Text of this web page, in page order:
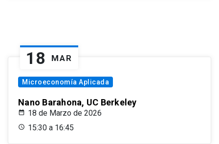
18 MAR
Microeconomía Aplicada
Nano Barahona, UC Berkeley
18 de Marzo de 2026
15:30 a 16:45